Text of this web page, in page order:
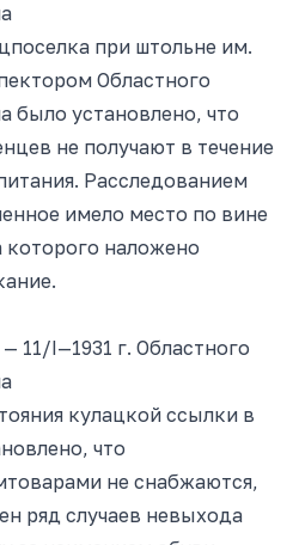
при штольне им.
Областного
было установлено, что
не получают в течение
Расследованием
имело место по вине
наложено
11/I—1931 г. Областного
кулацкой ссылки в
что
не снабжаются,
ряд случаев невыхода